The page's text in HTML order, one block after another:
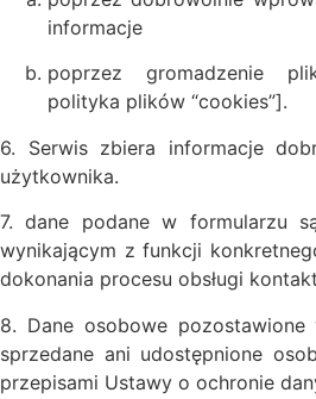
informacje
poprzez gromadzenie
polityka plików “cookies”].
6. Serwis zbiera informacje
użytkownika.
7. dane podane w formularzu
wynikającym z funkcji
dokonania procesu obsługi
8. Dane osobowe
sprzedane ani udostępnione
przepisami Ustawy o ochronie